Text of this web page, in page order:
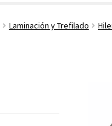
Laminación y Trefilado